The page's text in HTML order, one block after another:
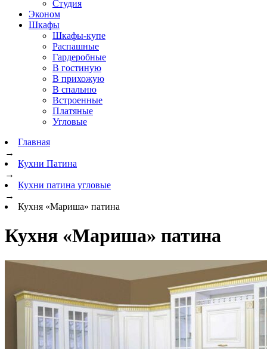
Студия
Эконом
Шкафы
Шкафы-купе
Распашные
Гардеробные
В гостиную
В прихожую
В спальню
Встроенные
Платяные
Угловые
Главная
→
Кухни Патина
→
Кухни патина угловые
→
Кухня «Мариша» патина
Кухня «Мариша» патина